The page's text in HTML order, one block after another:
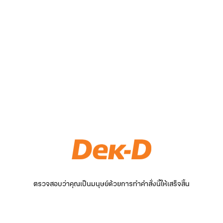
ตรวจสอบว่าคุณเป็นมนุษย์ด้วยการทำคำสั่งนี้ให้เสร็จสิ้น